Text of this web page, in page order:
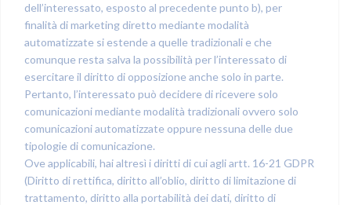
dell’interessato, esposto al precedente punto b), per
finalità di marketing diretto mediante modalità
automatizzate si estende a quelle tradizionali e che
comunque resta salva la possibilità per l’interessato di
esercitare il diritto di opposizione anche solo in parte.
Pertanto, l’interessato può decidere di ricevere solo
comunicazioni mediante modalità tradizionali ovvero solo
comunicazioni automatizzate oppure nessuna delle due
tipologie di comunicazione.
Ove applicabili, hai altresì i diritti di cui agli artt. 16-21 GDPR
(Diritto di rettifica, diritto all’oblio, diritto di limitazione di
trattamento, diritto alla portabilità dei dati, diritto di